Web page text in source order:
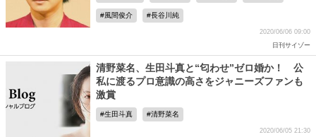
風間俊介 長谷川純
2020/06/06 09:00
日刊サイゾー
清野菜名、生田斗真と“匂わせ”ゼロ婚か！ 公
私に渡るプロ意識の高さをジャニーズファンも
激賞
生田斗真 清野菜名
2020/06/05 21:30